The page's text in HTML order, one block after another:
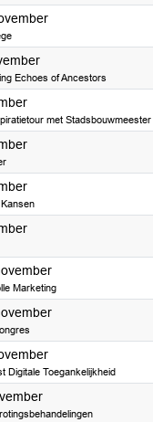
2024
2024
Echoes of Ancestors
2024
met
2024
2024
2024
2024
Marketing
2024
2024
Digitale Toegankelijkheid
2024